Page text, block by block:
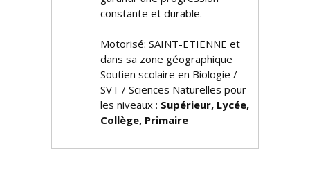
constante et durable.
Motorisé: SAINT-ETIENNE et
dans sa zone géographique
Soutien scolaire en Biologie /
SVT / Sciences Naturelles pour
les niveaux : Supérieur, Lycée,
Collège, Primaire